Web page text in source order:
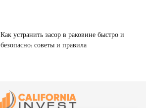
Как устранить засор в раковине быстро и
безопасно: советы и правила